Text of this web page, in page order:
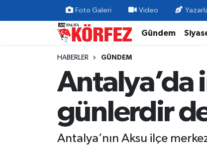
Foto Galeri Video
Gündem
HABERLER GÜNDEM
günlerdir
Antalya’nın Aksu ilçe
Gündem
Yerel Yönetim
Ekonomi
Nöbetçi Eczaneler
Trafik Durumu
Süper Lig Puan Durumu ve Fikstür
Tüm Manşetler